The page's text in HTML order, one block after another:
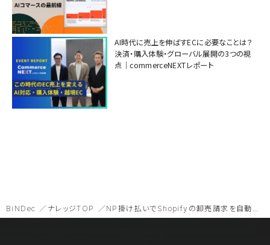
AI時代に売上を伸ばすECに必要なことは？
決済・購入体験・グローバル展開の3つの視
点｜commerceNEXTレポート
BiNDec ナレッジTOP